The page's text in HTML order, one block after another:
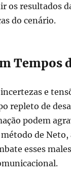
os resultados
do cenário.
Tempos
e
repleto de
podem
de
esses